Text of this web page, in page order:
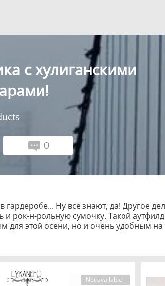
с хулиганскими
0
Ну все знают, да! Другое
и рок-н-рольную сумочку. Такой
для этой осени, но и очень удобным
Not available